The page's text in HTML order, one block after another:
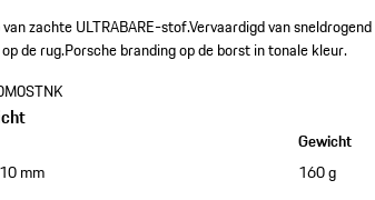
zachte ULTRABARE-stof.Vervaardigd van
de rug.Porsche branding op de borst in tonale kleur.
mm
Gewicht
160 g